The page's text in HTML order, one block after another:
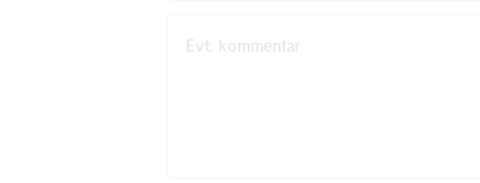
Evt. kommentar